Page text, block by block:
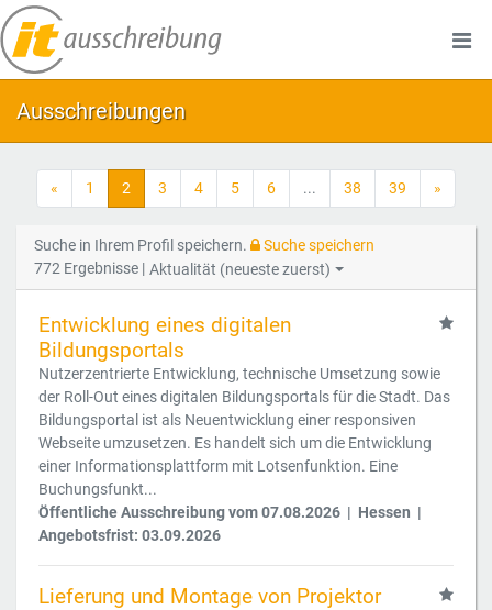
Ausschreibungen
« 1 2 3 4 5 6 ... 38 39 »
Suche in Ihrem Profil speichern.
Suche speichern
772 Ergebnisse | Aktualität (neueste zuerst)
Entwicklung eines digitalen
Bildungsportals
Nutzerzentrierte Entwicklung, technische Umsetzung sowie
der Roll-Out eines digitalen Bildungsportals für die Stadt. Das
Bildungsportal ist als Neuentwicklung einer responsiven
Webseite umzusetzen. Es handelt sich um die Entwicklung
einer Informationsplattform mit Lotsenfunktion. Eine
Buchungsfunkt...
Öffentliche Ausschreibung vom 07.08.2026 | Hessen |
Angebotsfrist: 03.09.2026
Lieferung und Montage von Projektor